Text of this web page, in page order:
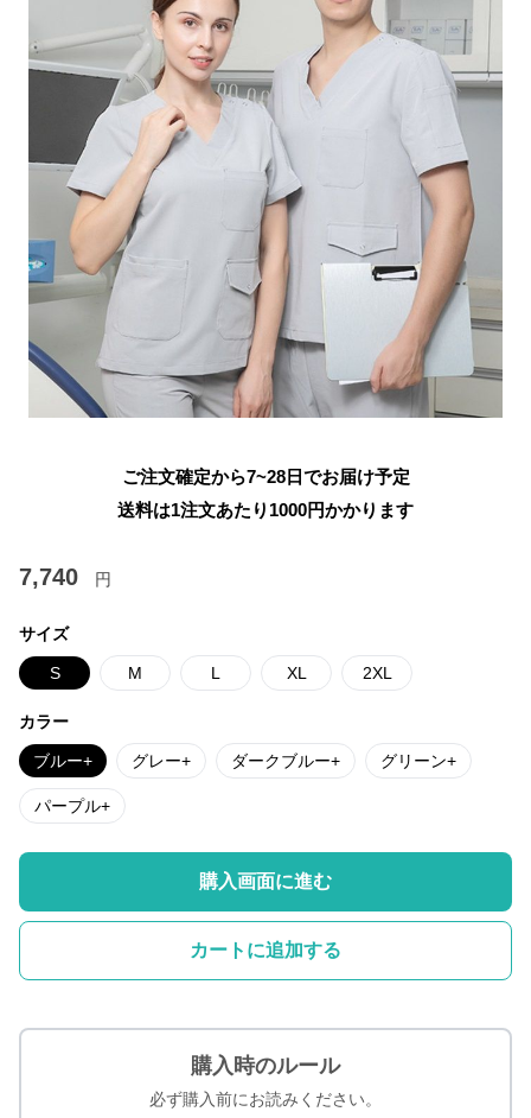
ご注文確定から7~28日でお届け予定
送料は1注文あたり 1000円かかります
7,740 円
サイズ
S M L XL 2XL
カラー
ブルー+ グレー+ ダークブルー+ グリーン+
パープル+
購入画面に進む
カートに追加する
購入時のルール
必ず購入前にお読みください。